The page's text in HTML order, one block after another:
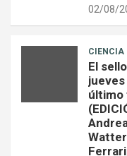
02/08/
CIENCIA
El
último